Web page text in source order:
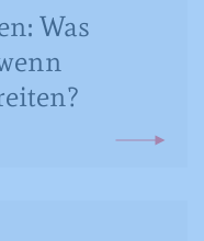
Was
hat, zu behalten.